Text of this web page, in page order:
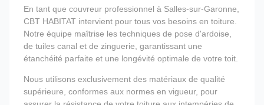
En tant que couvreur professionnel à Salles-sur-Garonne,
CBT HABITAT intervient pour tous vos besoins en toiture.
Notre équipe maîtrise les techniques de pose d'ardoise,
de tuiles canal et de zinguerie, garantissant une
étanchéité parfaite et une longévité optimale de votre toit.
Nous utilisons exclusivement des matériaux de qualité
supérieure, conformes aux normes en vigueur, pour